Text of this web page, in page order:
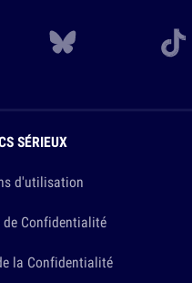
SÉRIEUX
d'utilisation
Confidentialité
la Confidentialité